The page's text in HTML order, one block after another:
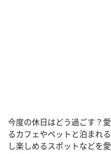
今度の休日はどう過ごす？
るカフェやペットと泊まれ
し楽しめるスポットなどを